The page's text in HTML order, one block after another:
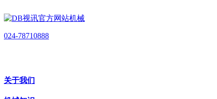
024-78710888
关于我们